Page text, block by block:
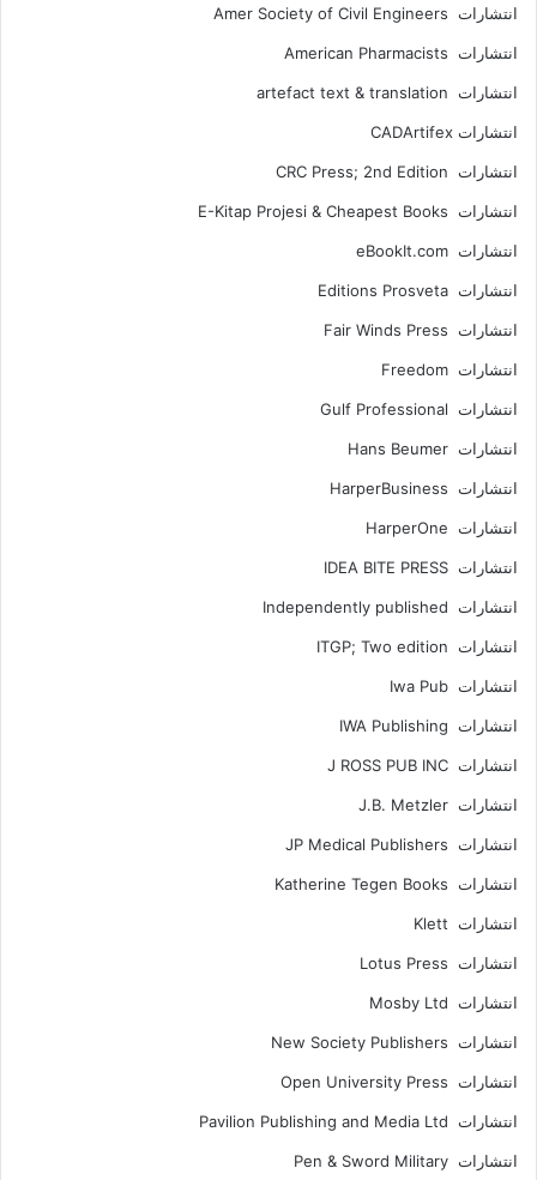
انتشارات Amer Society of Civil Engineers
انتشارات American Pharmacists
انتشارات artefact text & translation
انتشارات ‎ CADArtifex
انتشارات CRC Press; 2nd Edition
انتشارات E-Kitap Projesi & Cheapest Books
انتشارات eBookIt.com
انتشارات Editions Prosveta
انتشارات Fair Winds Press
انتشارات Freedom
انتشارات Gulf Professional
انتشارات Hans Beumer
انتشارات HarperBusiness
انتشارات HarperOne
انتشارات IDEA BITE PRESS
انتشارات Independently published
انتشارات ITGP; Two edition
انتشارات Iwa Pub
انتشارات IWA Publishing
انتشارات J ROSS PUB INC
انتشارات J.B. Metzler
انتشارات JP Medical Publishers
انتشارات Katherine Tegen Books
انتشارات Klett
انتشارات Lotus Press
انتشارات Mosby Ltd
انتشارات New Society Publishers
انتشارات Open University Press
انتشارات Pavilion Publishing and Media Ltd
انتشارات Pen & Sword Military